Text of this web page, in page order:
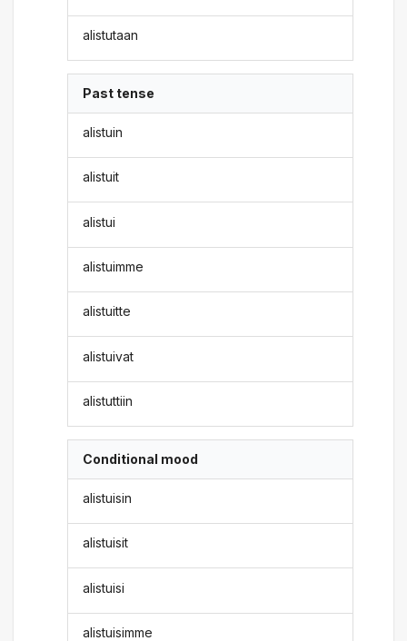
alistutaan
Past tense
alistuin
alistuit
alistui
alistuimme
alistuitte
alistuivat
alistuttiin
Conditional mood
alistuisin
alistuisit
alistuisi
alistuisimme